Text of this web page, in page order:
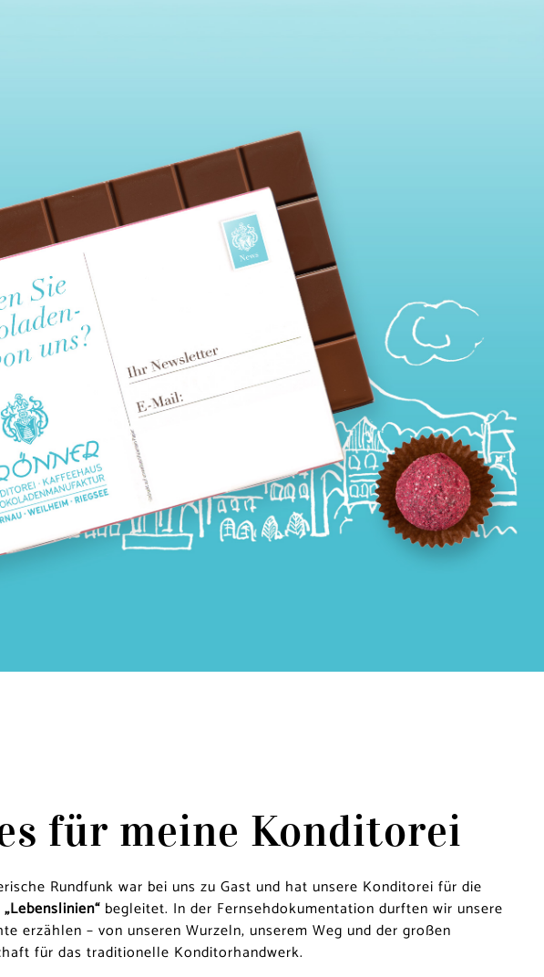
für meine Konditorei
Rundfunk war bei uns zu Gast und hat unsere Konditorei für die
„Lebenslinien“ begleitet. In der Fernsehdokumentation durften wir unsere
erzählen – von unseren Wurzeln, unserem Weg und der großen
für das traditionelle Konditorhandwerk.